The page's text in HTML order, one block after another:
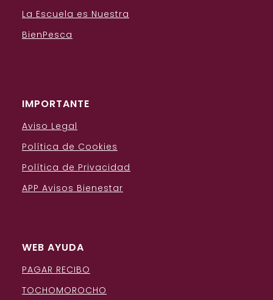
La Escuela es Nuestra
BienPesca
IMPORTANTE
Aviso Legal
Política de Cookies
Política de Privacidad
APP Avisos Bienestar
WEB AYUDA
PAGAR RECIBO
TOCHOMOROCHO